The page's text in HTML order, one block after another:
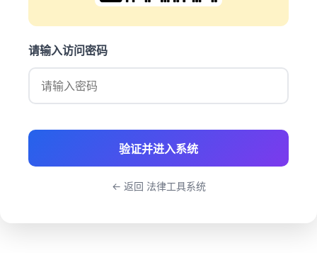
请输入访问密码
验证并进入系统
← 返回 法律工具系统